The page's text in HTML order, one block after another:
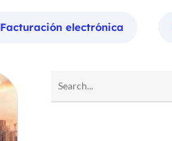
Facturación electrónica